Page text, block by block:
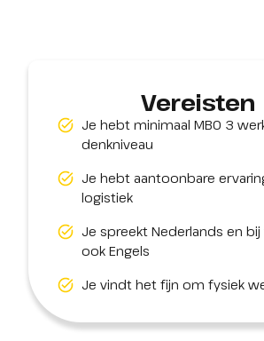
Vereisten
Je hebt minimaal MBO 3
denkniveau
Je hebt aantoonbare
logistiek
Je spreekt Nederlands en
ook Engels
Je vindt het fijn om fysiek